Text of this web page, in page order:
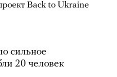
Back to Ukraine
сильное
20 человек